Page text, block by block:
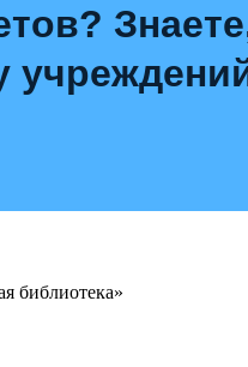
библиотека»